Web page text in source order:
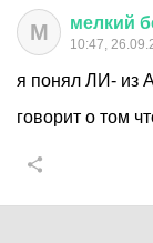
М мелкий
10:47,
я понял ЛИ- из
говорит о том